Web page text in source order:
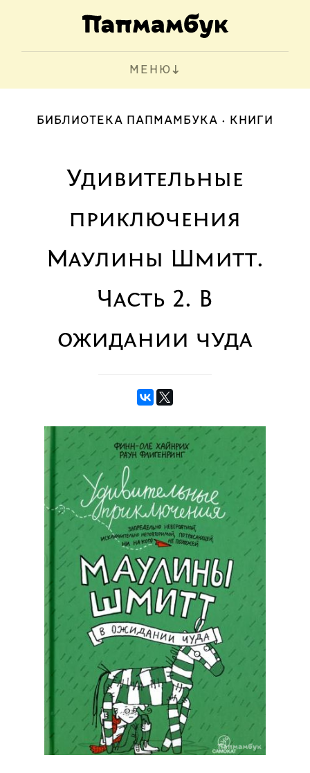
МЕНЮ
БИБЛИОТЕКА ПАПМАМБУКА КНИГИ
Удивительные
приключения
Маулины Шмитт.
Часть 2. В
ожидании чуда